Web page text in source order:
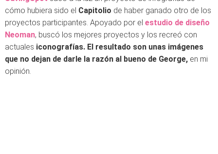
cómo hubiera sido el Capitolio de haber ganado otro de los
proyectos participantes. Apoyado por el estudio de diseño
Neoman, buscó los mejores proyectos y los recreó con
actuales iconografías. El resultado son unas imágenes
que no dejan de darle la razón al bueno de George, en mi
opinión.